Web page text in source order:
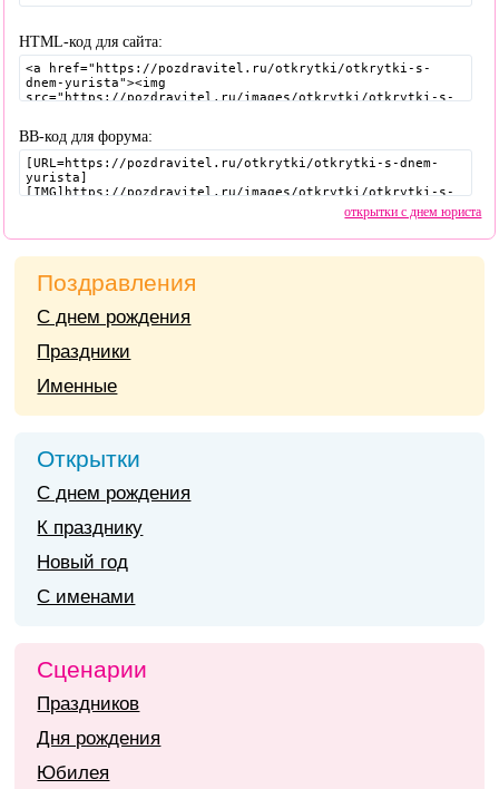
HTML-код для сайта:
BB-код для форума:
открытки с днем юриста
Поздравления
С днем рождения
Праздники
Именные
Открытки
С днем рождения
К празднику
Новый год
С именами
Сценарии
Праздников
Дня рождения
Юбилея